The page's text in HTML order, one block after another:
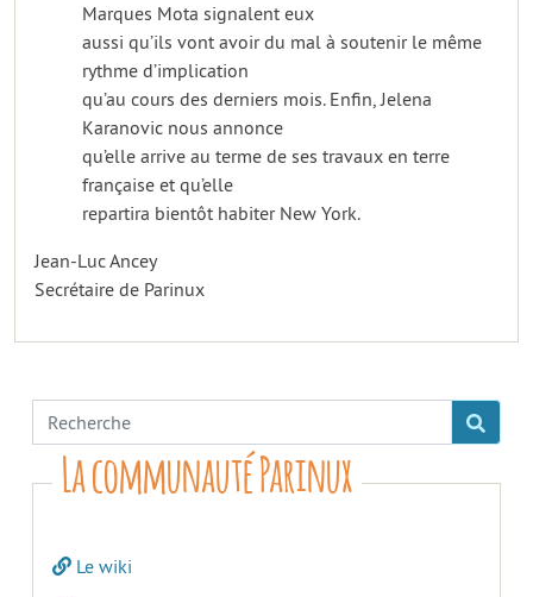
Marques Mota signalent eux
aussi qu’ils vont avoir du mal à soutenir le même
rythme d’implication
qu’au cours des derniers mois. Enfin, Jelena
Karanovic nous annonce
qu’elle arrive au terme de ses travaux en terre
française et qu’elle
repartira bientôt habiter New York.
Jean-Luc Ancey
Secrétaire de Parinux
La communauté Parinux
Le wiki